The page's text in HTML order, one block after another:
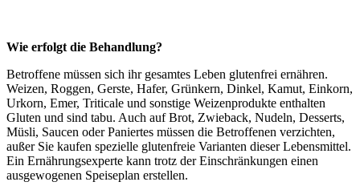
Wie erfolgt die Behandlung?
Betroffene müssen sich ihr gesamtes Leben glutenfrei ernähren.
Weizen, Roggen, Gerste, Hafer, Grünkern, Dinkel, Kamut, Einkorn,
Urkorn, Emer, Triticale und sonstige Weizenprodukte enthalten
Gluten und sind tabu. Auch auf Brot, Zwieback, Nudeln, Desserts,
Müsli, Saucen oder Paniertes müssen die Betroffenen verzichten,
außer Sie kaufen spezielle glutenfreie Varianten dieser Lebensmittel.
Ein Ernährungsexperte kann trotz der Einschränkungen einen
ausgewogenen Speiseplan erstellen.